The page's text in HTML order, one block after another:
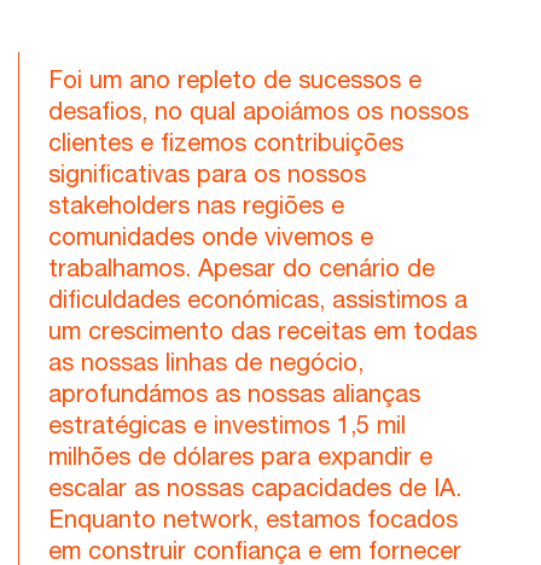
Foi um ano repleto de sucessos e
desafios, no qual apoiámos os nossos
clientes e fizemos contribuições
significativas para os nossos
stakeholders nas regiões e
comunidades onde vivemos e
trabalhamos. Apesar do cenário de
dificuldades económicas, assistimos a
um crescimento das receitas em todas
as nossas linhas de negócio,
aprofundámos as nossas alianças
estratégicas e investimos 1,5 mil
milhões de dólares para expandir e
escalar as nossas capacidades de IA.
Enquanto network, estamos focados
em construir confiança e em fornecer